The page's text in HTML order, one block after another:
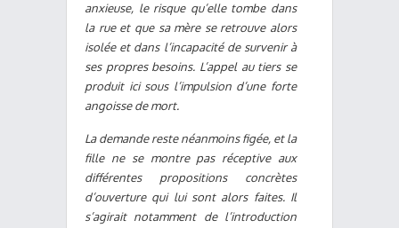
anxieuse, le risque qu’elle tombe dans
la rue et que sa mère se retrouve alors
isolée et dans l’incapacité de survenir à
ses propres besoins. L’appel au tiers se
produit ici sous l’impulsion d’une forte
angoisse de mort.
La demande reste néanmoins figée, et la
fille ne se montre pas réceptive aux
différentes propositions concrètes
d’ouverture qui lui sont alors faites. Il
s’agirait notamment de l’introduction